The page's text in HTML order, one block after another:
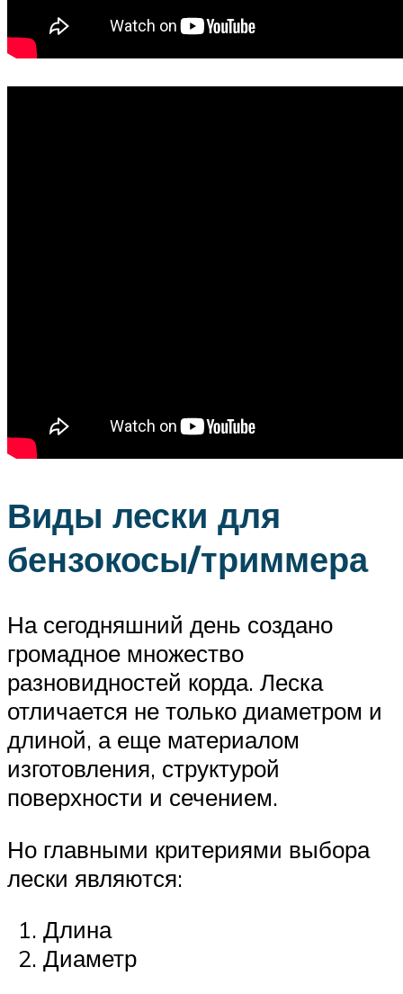
Виды лески для
бензокосы/триммера
На сегодняшний день создано
громадное множество
разновидностей корда. Леска
отличается не только диаметром и
длиной, а еще материалом
изготовления, структурой
поверхности и сечением.
Но главными критериями выбора
лески являются:
Длина
Диаметр